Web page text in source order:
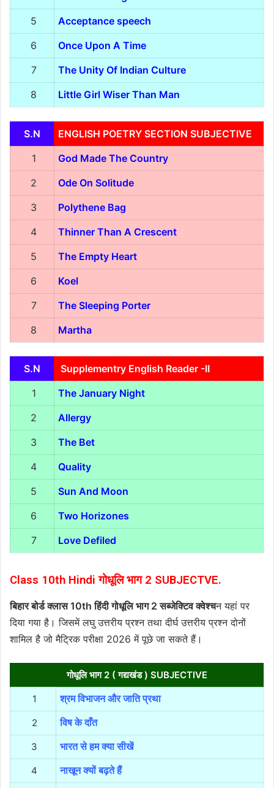
5
Acceptance speech
6
Once Upon A Time
7
The Unity Of Indian Culture
8
Little Girl Wiser Than Man
S.N
ENGLISH POETRY SECTION SUBJECTIVE
1
God Made The Country
2
Ode On Solitude
3
Polythene Bag
4
Thinner Than A Crescent
5
The Empty Heart
6
Koel
7
The Sleeping Porter
8
Martha
S.N
Supplementry English Reader -II
1
The January Night
2
Allergy
3
The Bet
4
Quality
5
Sun And Moon
6
Two Horizones
7
Love Defiled
Class 10th Hindi गोधूलि भाग 2 SUBJECTVE.
बिहार बोर्ड क्लास 10th हिंदी गोधूलि भाग 2 सब्जेक्टिव क्वेश्चन यहां पर
दिया गया है। जिसमें लघु उत्तरीय प्रश्न तथा दीर्घ उत्तरीय प्रश्न दोनों
शामिल है जो मैट्रिक परीक्षा 2026 में पूछे जा सकते हैं।
गोधूलि भाग 2 ( गद्यखंड ) SUBJECTIVE
1 श्रम विभाजन और जाति प्रथा
2 विष के दाँत
3 भारत से हम क्या सीखें
4 नाखून क्यों बढ़ते हैं